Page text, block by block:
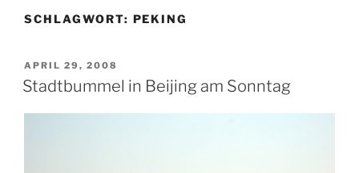
SCHLAGWORT: PEKING
VERÖFFENTLICHT
AM
APRIL 29, 2008
Stadtbummel in Beijing am Sonntag